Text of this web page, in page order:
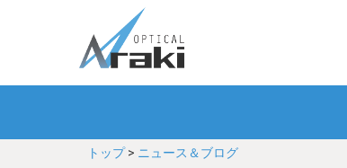
トップ> ニュース＆ブログ